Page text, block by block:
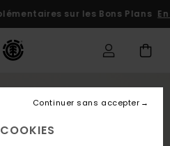
sur les Bons Plans
Continuer sans accepter